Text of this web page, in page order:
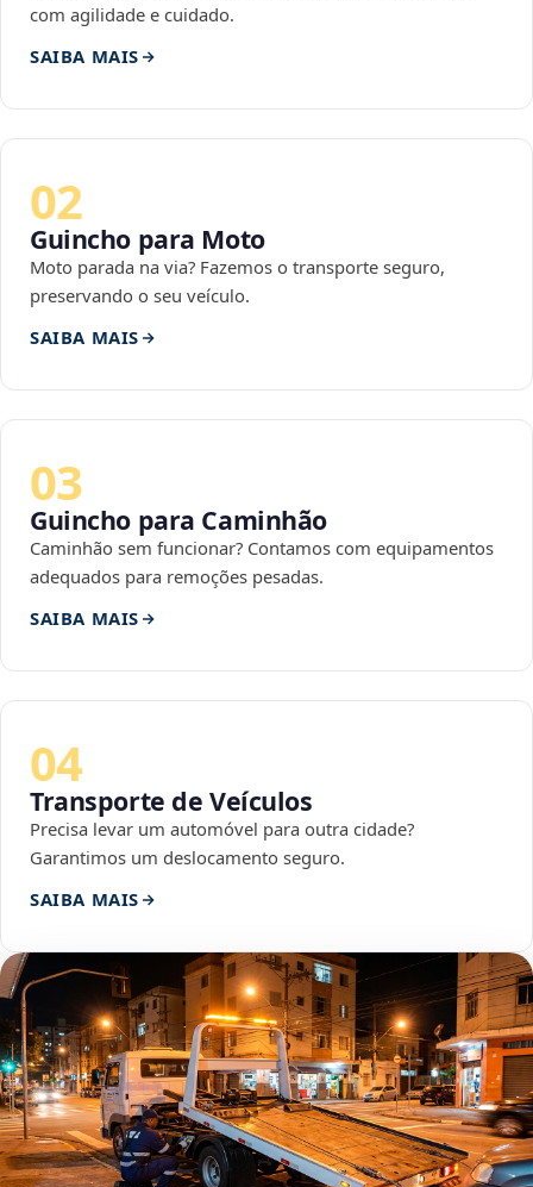
com agilidade e cuidado.
SAIBA MAIS
02
Guincho para Moto
Moto parada na via? Fazemos o transporte seguro,
preservando o seu veículo.
SAIBA MAIS
03
Guincho para Caminhão
Caminhão sem funcionar? Contamos com equipamentos
adequados para remoções pesadas.
SAIBA MAIS
04
Transporte de Veículos
Precisa levar um automóvel para outra cidade?
Garantimos um deslocamento seguro.
SAIBA MAIS